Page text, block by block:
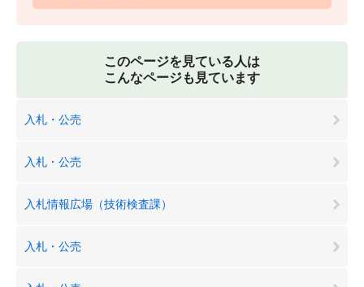
このページを見ている人は
こんなページも見ています
入札・公売
入札・公売
入札情報広場（技術検査課）
入札・公売